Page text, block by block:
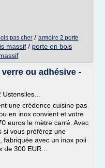
pas cher / armoire 2 porte
massif / porte en bois
ou adhésive -
une crédence cuisine pas
en inox convient et votre
euros le mètre carré. Avec
si vous préférez une
fabriquée avec un inox poli
300 EUR...